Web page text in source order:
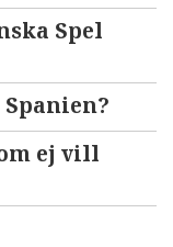
Spel
ej vill